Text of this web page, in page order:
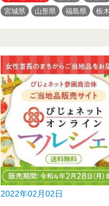
宮城県
山形県 福島県
栃
鳥取県
徳島県 高知県 福
2022年02月02日